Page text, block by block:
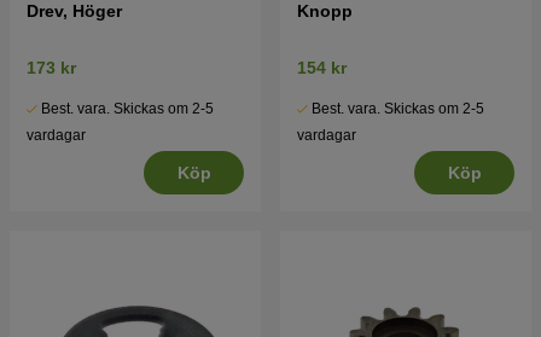
Drev, Höger
173 kr
Best. vara. Skickas om 2-5
vardagar
Köp
Knopp
154 kr
Best. vara. Skickas om 2-5
vardagar
Köp